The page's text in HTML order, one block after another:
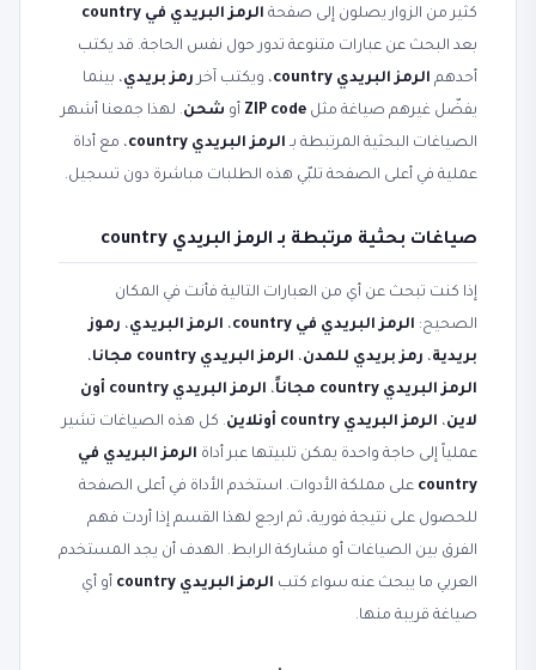
كثير من الزوار يصلون إلى صفحة الرمز البريدي في country
بعد البحث عن عبارات متنوعة تدور حول نفس الحاجة. قد يكتب
أحدهم الرمز البريدي country ، ويكتب آخر رمز بريدي، بينما
يفضّل غيرهم صياغة مثل ZIP code أو شحن. لهذا جمعنا أشهر
الصياغات البحثية المرتبطة بـ الرمز البريدي country
، مع أداة
عملية في أعلى الصفحة تلبّي هذه الطلبات مباشرة دون تسجيل.
صياغات بحثية مرتبطة بـ الرمز البريدي country
إذا كنت تبحث عن أي من العبارات التالية فأنت في المكان
الصحيح: الرمز البريدي في country ، الرمز البريدي، رموز
بريدية، رمز بريدي للمدن، الرمز البريدي country مجانا
،
الرمز البريدي country مجاناً
،
الرمز البريدي country أون
لاين، الرمز البريدي country أونلاين
. كل هذه الصياغات تشير
عملياً إلى حاجة واحدة يمكن تلبيتها عبر أداة الرمز البريدي في
country على مملكة الأدوات. استخدم الأداة في أعلى الصفحة
للحصول على نتيجة فورية، ثم ارجع لهذا القسم إذا أردت فهم
الفرق بين الصياغات أو مشاركة الرابط. الهدف أن يجد المستخدم
العربي ما يبحث عنه سواء كتب الرمز البريدي country
أو أي
صياغة قريبة منها.